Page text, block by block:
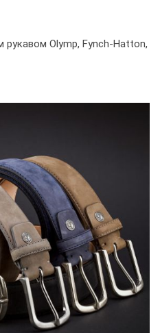
Olymp, Fynch-Hatton,